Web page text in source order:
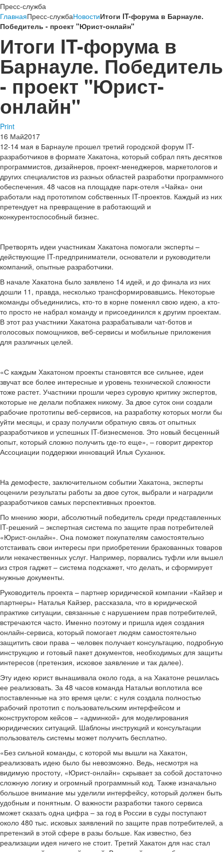
Пресс-служба
ГлавнаяПресс-службаНовостиИтоги IT-форума в Барнауле.
Победитель - проект "Юрист-онлайн"
Итоги IT-форума в
Барнауле. Победитель
- проект "Юрист-
онлайн"
Print
16 Май2017
12-14 мая в Барнауле прошел третий городской форум IT-
разработчиков в формате Хакатона, который собрал пять десятков
программистов, дизайнеров, проект-менеджеров, маркетологов и
других специалистов из разных областей разработки программного
обеспечения. 48 часов на площадке парк-отеля «Чайка» они
работали над прототипом собственных IT-проектов. Каждый из них
претендует на превращение в работающий и
конкурентоспособный бизнес.
Претворять идеи участникам Хакатона помогали эксперты –
действующие IT-предприниматели, основатели и руководители
компаний, опытные разработчики.
В начале Хакатона было заявлено 14 идей, и до финала из них
дошли 11, правда, несколько трансформировавшись. Некоторые
команды объединились, кто-то в корне поменял свою идею, а кто-
то просто не набрал команду и присоединился к другим проектам.
В этот раз участники Хакатона разрабатывали чат-ботов и
голосовых помощников, веб-сервисы и мобильные приложения
для различных целей.
«С каждым Хакатоном проекты становятся все сильнее, идеи
звучат все более интересные и уровень технической сложности
тоже растет. Участники прошли через суровую критику экспертов,
которые не делали поблажек никому. За двое суток они создали
рабочие прототипы веб-сервисов, на разработку которых могли бы
уйти месяцы, и сразу получили обратную связь от опытных
разработчиков и успешных IT-бизнесменов. Это новый бесценный
опыт, который сложно получить где-то еще», – говорит директор
Ассоциации поддержки инноваций Илья Суханюк.
На демофесте, заключительном событии Хакатона, эксперты
оценили результаты работы за двое суток, выбрали и наградили
разработчиков самых перспективных проектов.
По мнению жюри, абсолютный победитель среди представленных
IT-решений – экспертная система по защите прав потребителей
«Юрист-онлайн». Она поможет покупателям самостоятельно
отстаивать свои интересы при приобретении бракованных товаров
или некачественных услуг. Например, порвались туфли или вышел
из строя гаджет – система подскажет, что делать, и сформирует
нужные документы.
Руководитель проекта – партнер юридической компании «Кайзер и
партнеры» Наталья Кайзер, рассказала, что в юридической
практике ситуации, связанные с нарушением прав потребителей,
встречаются часто. Именно поэтому и пришла идея создания
онлайн-сервиса, который помогает людям самостоятельно
защитить свои права – человек получает консультацию, подробную
инструкцию и готовый пакет документов, необходимых для защиты
интересов (претензия, исковое заявление и так далее).
Эту идею юрист вынашивала около года, а на Хакатоне решилась
ее реализовать. За 48 часов команда Натальи воплотила все
поставленные на это время цели: с нуля создала полностью
рабочий прототип с пользовательским интерфейсом и
конструктором кейсов – «админкой» для моделирования
юридических ситуаций. Шаблоны инструкций и консультации
пользователь системы может получить бесплатно.
«Без сильной команды, с которой мы вышли на Хакатон,
реализовать идею было бы невозможно. Ведь, несмотря на
видимую простоту, «Юрист-онлайн» скрывает за собой достаточно
сложную логику и огромный программный код. Также изначально
большое внимание мы уделили интерфейсу, который должен быть
удобным и понятным. О важности разработки такого сервиса
может сказать одна цифра – за год в России в суды поступают
около 480 тыс. исковых заявлений по защите прав потребителей, а
претензий в этой сфере в разы больше. Как известно, без
реализации идея ничего не стоит. Третий Хакатон для нас стал